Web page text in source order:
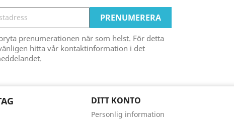
prenumerationen när som helst. För detta
hitta vår kontaktinformation i det
DITT KONTO
Personlig information